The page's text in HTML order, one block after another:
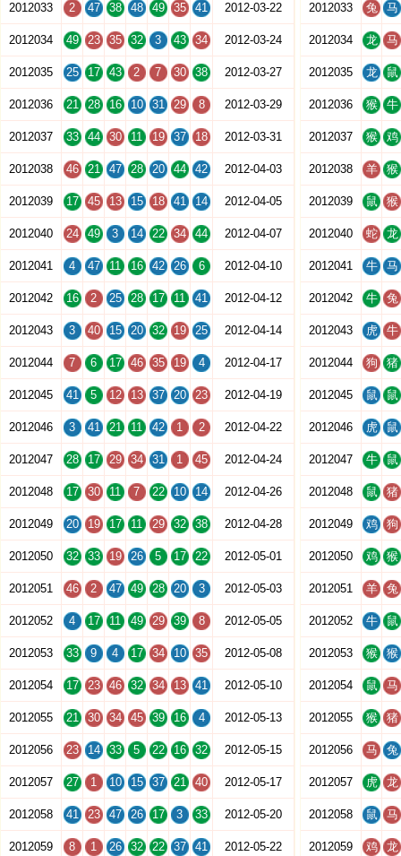
2012033 2 47 38 48 49 35 41 2012-03-22
2012034 49 23 35 32 3 43 34 2012-03-24
2012035 25 17 43 2 7 30 38 2012-03-27
2012036 21 28 16 10 31 29 8 2012-03-29
2012037 33 44 30 11 19 37 18 2012-03-31
2012038 46 21 47 28 20 44 42 2012-04-03
2012039 17 45 13 15 18 41 14 2012-04-05
2012040 24 49 3 14 22 34 44 2012-04-07
2012041 4 47 11 16 42 26 6 2012-04-10
2012042 16 2 25 28 17 11 41 2012-04-12
2012043 3 40 15 20 32 19 25 2012-04-14
2012044 7 6 17 46 35 19 4 2012-04-17
2012045 41 5 12 13 37 20 23 2012-04-19
2012046 3 41 21 11 42 1 2 2012-04-22
2012047 28 17 29 34 31 1 45 2012-04-24
2012048 17 30 11 7 22 10 14 2012-04-26
2012049 20 19 17 11 29 32 38 2012-04-28
2012050 32 33 19 26 5 17 22 2012-05-01
2012051 46 2 47 49 28 20 3 2012-05-03
2012052 4 17 11 49 29 39 8 2012-05-05
2012053 33 9 4 17 34 10 35 2012-05-08
2012054 17 23 46 32 34 13 41 2012-05-10
2012055 21 30 34 45 39 16 4 2012-05-13
2012056 23 14 33 5 22 16 32 2012-05-15
2012057 27 1 10 15 37 21 40 2012-05-17
2012058 41 23 47 26 17 3 33 2012-05-20
2012059 8 1 26 32 22 37 41 2012-05-22
2012033 兔 马
2012034 龙 马
2012035 龙 鼠
2012036 猴 牛
2012037 猴 鸡
2012038 羊 猴
2012039 鼠 猴
2012040 蛇 龙
2012041 牛 马
2012042 牛 兔
2012043 虎 牛
2012044 狗 猪
2012045 鼠 鼠
2012046 虎 鼠
2012047 牛 鼠
2012048 鼠 猪
2012049 鸡 狗
2012050 鸡 猴
2012051 羊 兔
2012052 牛 鼠
2012053 猴 猴
2012054 鼠 马
2012055 猴 猪
2012056 马 兔
2012057 虎 龙
2012058 鼠 马
2012059 鸡 龙